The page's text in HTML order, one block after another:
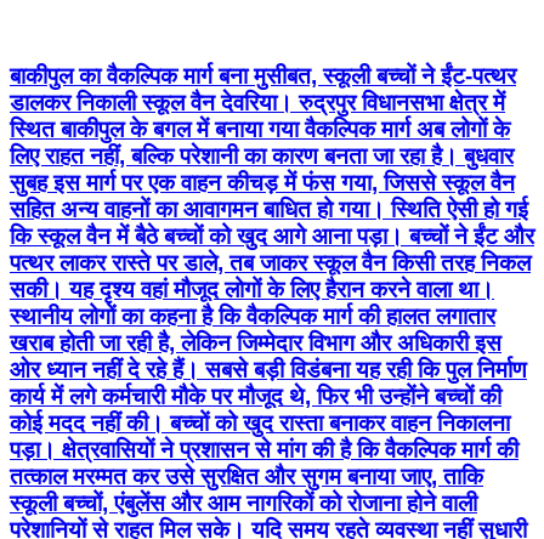
बाकीपुल का वैकल्पिक मार्ग बना मुसीबत, स्कूली बच्चों ने ईंट-पत्थर
डालकर निकाली स्कूल वैन देवरिया। रुद्रपुर विधानसभा क्षेत्र में
स्थित बाकीपुल के बगल में बनाया गया वैकल्पिक मार्ग अब लोगों के
लिए राहत नहीं, बल्कि परेशानी का कारण बनता जा रहा है। बुधवार
सुबह इस मार्ग पर एक वाहन कीचड़ में फंस गया, जिससे स्कूल वैन
सहित अन्य वाहनों का आवागमन बाधित हो गया। स्थिति ऐसी हो गई
कि स्कूल वैन में बैठे बच्चों को खुद आगे आना पड़ा। बच्चों ने ईंट और
पत्थर लाकर रास्ते पर डाले, तब जाकर स्कूल वैन किसी तरह निकल
सकी। यह दृश्य वहां मौजूद लोगों के लिए हैरान करने वाला था।
स्थानीय लोगों का कहना है कि वैकल्पिक मार्ग की हालत लगातार
खराब होती जा रही है, लेकिन जिम्मेदार विभाग और अधिकारी इस
ओर ध्यान नहीं दे रहे हैं। सबसे बड़ी विडंबना यह रही कि पुल निर्माण
कार्य में लगे कर्मचारी मौके पर मौजूद थे, फिर भी उन्होंने बच्चों की
कोई मदद नहीं की। बच्चों को खुद रास्ता बनाकर वाहन निकालना
पड़ा। क्षेत्रवासियों ने प्रशासन से मांग की है कि वैकल्पिक मार्ग की
तत्काल मरम्मत कर उसे सुरक्षित और सुगम बनाया जाए, ताकि
स्कूली बच्चों, एंबुलेंस और आम नागरिकों को रोजाना होने वाली
परेशानियों से राहत मिल सके। यदि समय रहते व्यवस्था नहीं सुधारी